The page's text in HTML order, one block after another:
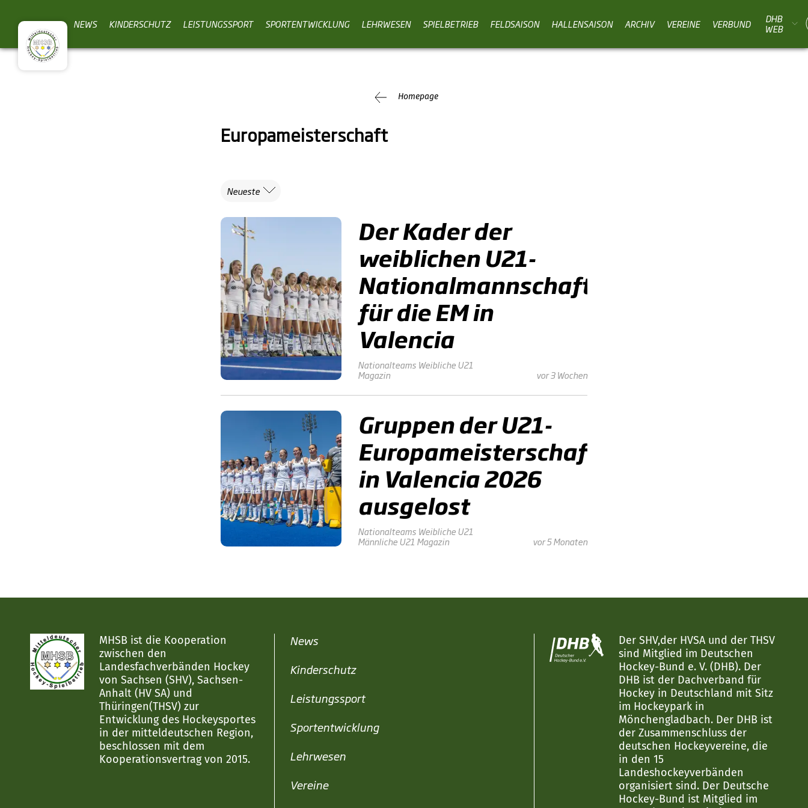
NEWS KINDERSCHUTZ LEISTUNGSSPORT SPORTENTWICKLUNG LEHRWESEN SPIELBETRIEB FELDSAISON HALLENSAISON ARCHIV VEREINE VERBUND
DHB
WEB
Homepage
Europameisterschaft
Neueste
Der Kader der
weiblichen U21-
Nationalmannschaft
für die EM in
Valencia
Nationalteams Weibliche U21
Magazin
vor 3 Wochen
Gruppen der U21-
Europameisterschaften
in Valencia 2026
ausgelost
Nationalteams Weibliche U21
Männliche U21 Magazin vor 5 Monaten
MHSB ist die Kooperation
zwischen den
Landesfachverbänden Hockey
von Sachsen (SHV), Sachsen-
Anhalt (HV SA) und
Thüringen(THSV) zur
Entwicklung des Hockeysportes
in der mitteldeutschen Region,
beschlossen mit dem
Kooperationsvertrag von 2015.
News
Kinderschutz
Leistungssport
Sportentwicklung
Lehrwesen
Vereine
Der SHV,der HVSA und der THSV
sind Mitglied im Deutschen
Hockey-Bund e. V. (DHB). Der
DHB ist der Dachverband für
Hockey in Deutschland mit Sitz
im Hockeypark in
Mönchengladbach. Der DHB ist
der Zusammenschluss der
deutschen Hockeyvereine, die
in den 15
Landeshockeyverbänden
organisiert sind. Der Deutsche
Hockey-Bund ist Mitglied im